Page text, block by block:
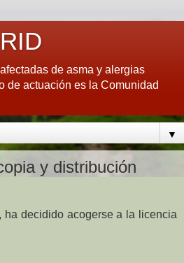
de asma y alergias
de actuación es la Comunidad
▼
y distribución
ha decidido acogerse a la licencia